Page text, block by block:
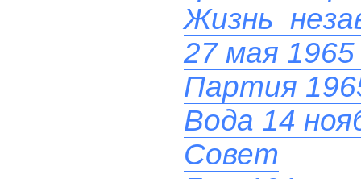
Жизнь
27 мая 1965
Партия
Вода 14
Совет